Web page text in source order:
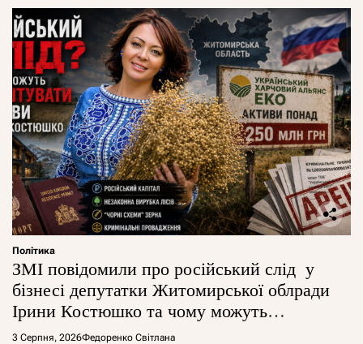
Політика
ЗМІ повідомили про російський слід у
бізнесі депутатки Житомирської облради
Ірини Костюшко та чому можуть
арештувати її активи
3 Серпня, 2026Федоренко Світлана